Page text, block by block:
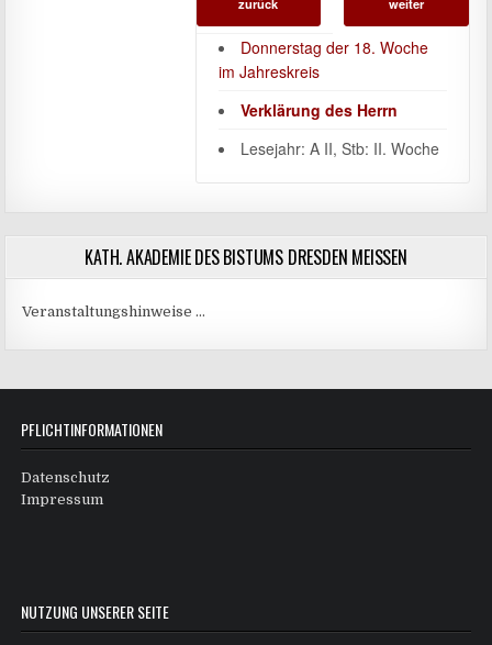
zurück weiter
Donnerstag der 18. Woche
im Jahreskreis
Verklärung des Herrn
Lesejahr: A II, Stb: II. Woche
KATH. AKADEMIE DES BISTUMS DRESDEN MEISSEN
Veranstaltungshinweise …
PFLICHTINFORMATIONEN
Datenschutz
Impressum
NUTZUNG UNSERER SEITE